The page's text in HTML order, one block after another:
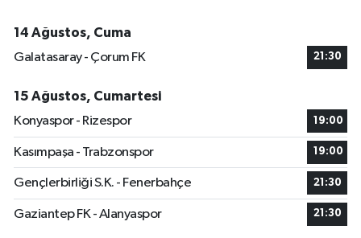
14 Ağustos, Cuma
Galatasaray - Çorum FK
21:30
15 Ağustos, Cumartesi
Konyaspor - Rizespor
19:00
Kasımpaşa - Trabzonspor 19:00
Gençlerbirliği S.K. - Fenerbahçe 21:30
Gaziantep FK - Alanyaspor 21:30